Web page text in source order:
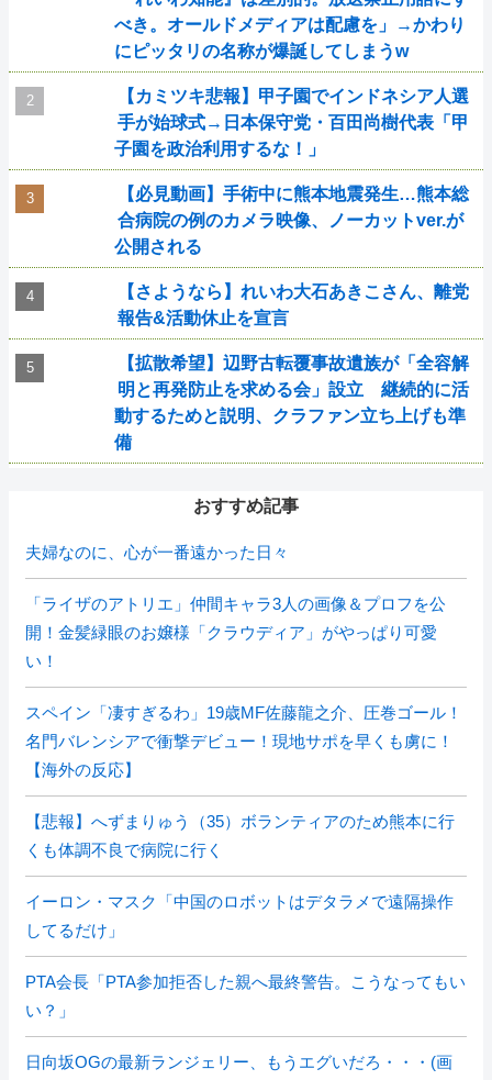
べき。オールドメディアは配慮を」→かわり
にピッタリの名称が爆誕してしまうw
【カミツキ悲報】甲子園でインドネシア人選
手が始球式→日本保守党・百田尚樹代表「甲
子園を政治利用するな！」
【必見動画】手術中に熊本地震発生…熊本総
合病院の例のカメラ映像、ノーカットver.が
公開される
【さようなら】れいわ大石あきこさん、離党
報告&活動休止を宣言
【拡散希望】辺野古転覆事故遺族が「全容解
明と再発防止を求める会」設立 継続的に活
動するためと説明、クラファン立ち上げも準
備
おすすめ記事
夫婦なのに、心が一番遠かった日々
「ライザのアトリエ」仲間キャラ3人の画像＆プロフを公
開！金髪緑眼のお嬢様「クラウディア」がやっぱり可愛
い！
スペイン「凄すぎるわ」19歳MF佐藤龍之介、圧巻ゴール！
名門バレンシアで衝撃デビュー！現地サポを早くも虜に！
【海外の反応】
【悲報】へずまりゅう（35）ボランティアのため熊本に行
くも体調不良で病院に行く
イーロン・マスク「中国のロボットはデタラメで遠隔操作
してるだけ」
PTA会長「PTA参加拒否した親へ最終警告。こうなってもい
い？」
日向坂OGの最新ランジェリー、もうエグいだろ・・・(画